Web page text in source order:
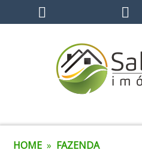
HOME » FAZENDA